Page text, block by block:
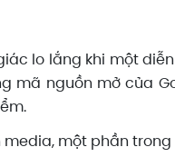
lo lắng khi một
mã nguồn mở của
media, một phần